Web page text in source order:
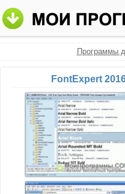
Программы
FontExpert